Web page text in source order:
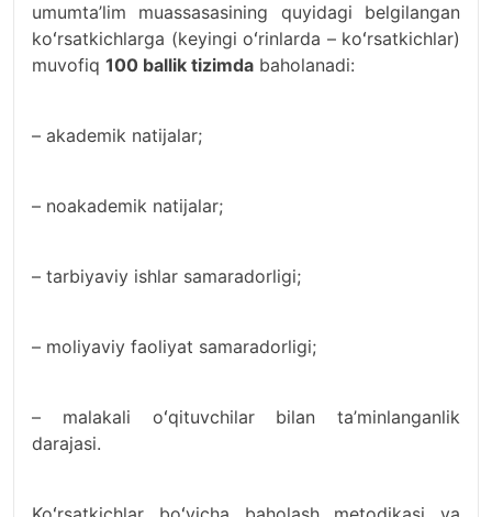
umumta’lim muassasasining quyidagi belgilangan
koʻrsatkichlarga (keyingi oʻrinlarda – koʻrsatkichlar)
muvofiq 100 ballik tizimda baholanadi:
– akademik natijalar;
– noakademik natijalar;
– tarbiyaviy ishlar samaradorligi;
– moliyaviy faoliyat samaradorligi;
– malakali oʻqituvchilar bilan ta’minlanganlik
darajasi.